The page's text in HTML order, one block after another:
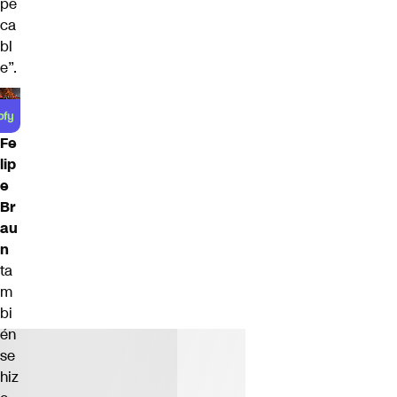
ca
bl
e”.
Fe
lip
e
Br
au
n
ta
m
bi
én
se
hiz